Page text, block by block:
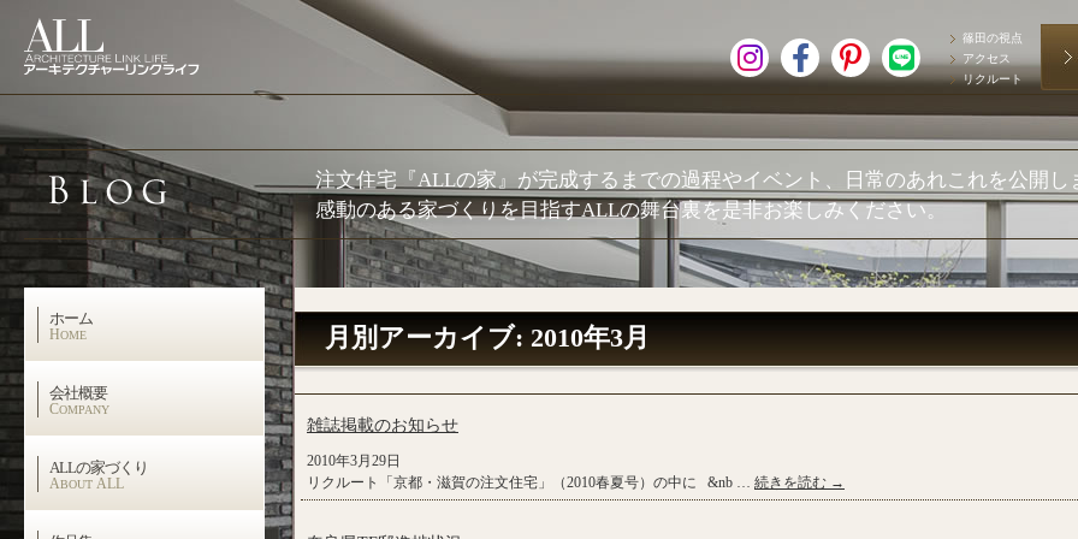
篠田の視点
アクセス
リクルート
注文住宅『ALLの家』が完成するまでの過程やイベント、日常のあれこれを公開し
感動のある家づくりを目指すALLの舞台裏を是非お楽しみください。
ホーム
HOME
会社概要
COMPANY
ALLの家づくり
ABOUT ALL
月別アーカイブ: 2010年3月
雑誌掲載のお知らせ
2010年3月29日
リクルート「京都・滋賀の注文住宅」（2010春夏号）の中に &nb … 続きを読む →